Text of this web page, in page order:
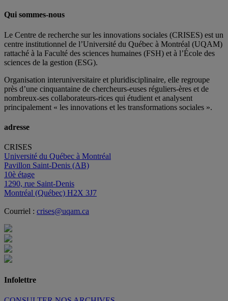
Qui sommes-nous
Le Centre de recherche sur les innovations sociales (CRISES) est un
centre institutionnel de l’Université du Québec à Montréal (UQAM)
rattaché à la Faculté des sciences humaines (FSH) et à l’École des
sciences de la gestion (ESG).
Organisation interuniversitaire et pluridisciplinaire, elle regroupe
près d’une cinquantaine de chercheurs-euses réguliers-ères et de
nombreux-ses collaborateurs-rices qui étudient et analysent
principalement « les innovations et les transformations sociales ».
adresse
CRISES
Université du Québec à Montréal
Pavillon Saint-Denis (AB)
10è étage
1290, rue Saint-Denis
Montréal (Québec) H2X 3J7
Courriel : crises@uqam.ca
Infolettre